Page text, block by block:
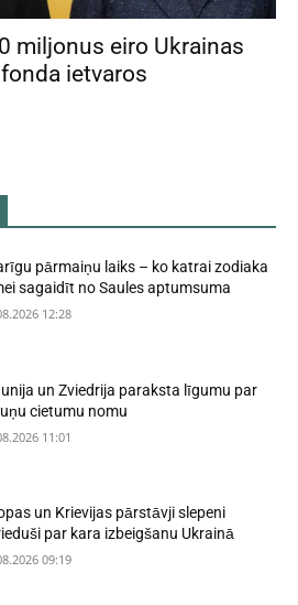
miljonus eiro Ukrainas
ietvaros
pārmaiņu laiks – ko katrai zodiaka
sagaidīt no Saules aptumsuma
12:28
un Zviedrija paraksta līgumu par
cietumu nomu
11:01
un Krievijas pārstāvji slepeni
par kara izbeigšanu Ukrainā
09:19